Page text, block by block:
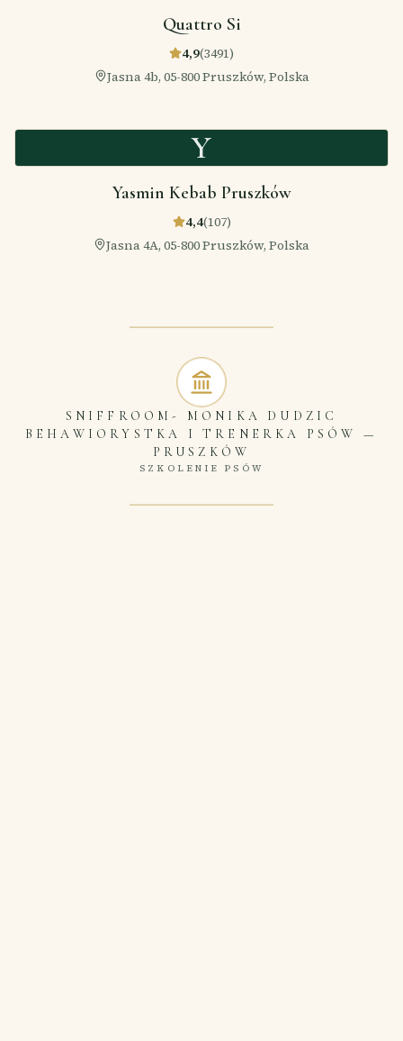
Quattro Si
4,9(3491)
Jasna 4b, 05-800 Pruszków, Polska
Y
Yasmin Kebab Pruszków
4,4(107)
Jasna 4A, 05-800 Pruszków, Polska
SNIFFROOM- MONIKA DUDZIC
BEHAWIORYSTKA I TRENERKA PSÓW
—
PRUSZKÓW
SZKOLENIE PSÓW